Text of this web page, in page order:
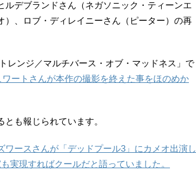
デブランドさん（ネガソニック・ティーンエ
、ロブ・ディレイニーさん（ピーター）の再
レンジ／マルチバース・オブ・マッドネス」で
ートさんが本作の撮影を終えた事をほのめか
も報じられています。
ワースさんが「デッドプール3」にカメオ出演し
実現すればクールだと語っていました。